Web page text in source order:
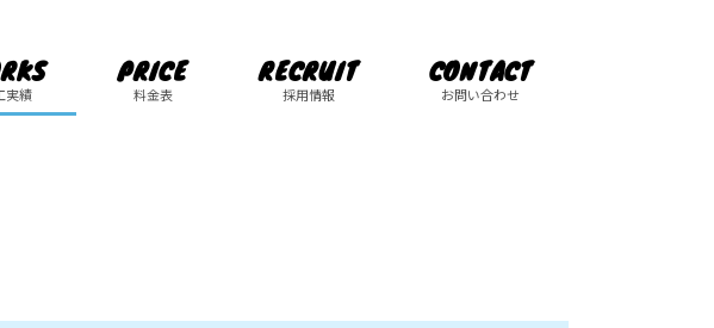
実績
PRICE
料金表
RECRUIT
採用情報
CONTACT
お問い合わせ